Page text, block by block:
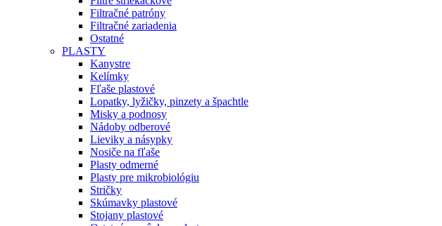
Filtračné patróny
Filtračné zariadenia
Ostatné
PLASTY
Kanystre
Kelímky
Fľaše plastové
Lopatky, lyžičky, pinzety a špachtle
Misky a podnosy
Nádoby odberové
Lieviky a násypky
Nosiče na fľaše
Plasty odmerné
Plasty pre mikrobiológiu
Stričky
Skúmavky plastové
Stojany plastové